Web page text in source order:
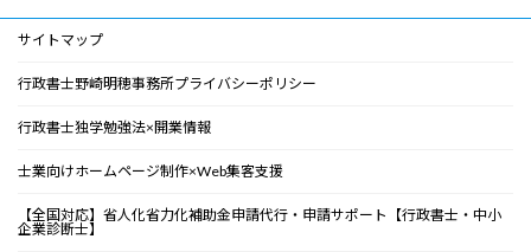
サイトマップ
行政書士野崎明穂事務所プライバシーポリシー
行政書士独学勉強法×開業情報
士業向けホームページ制作×Web集客支援
【全国対応】省人化省力化補助金申請代行・申請サポート【行政書士・中小
企業診断士】